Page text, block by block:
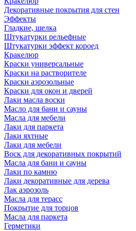
Декоративные покрытия для стен
Эффекты
Гладкие, шелка
Штукатурки рельефные
Штукатурки эффект короед
Кракелюр
Краски универсальные
Краски на растворителе
Краски аэрозольные
Краски для окон и дверей
Лаки масла воски
Масло для бани и сауны
Масла для мебели
Лаки для паркета
Лаки яхтные
Лаки для мебели
Воск для декоративных покрытий
Масла для бани и сауны
Лаки по камню
Лаки декоративные для дерева
Лак аэрозоль
Масла для терасс
Покрытие для торцов
Масла для паркета
Герметики